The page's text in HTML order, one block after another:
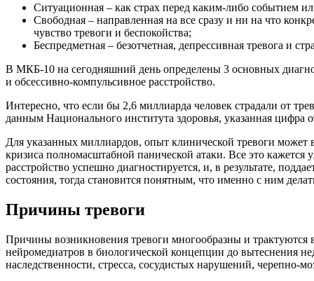
Ситуационная – как страх перед каким-либо событием
Свободная – направленная на все сразу и ни на что
чувство тревоги и беспокойства;
Беспредметная – безотчетная, депрессивная тревога и
В МКБ-10 на сегодняшний день определены 3 основных
и обсессивно-компульсивное расстройство.
Интересно, что если бы 2,6 миллиарда человек страдали от
данным Национального института здоровья, указанная цифра
Для указанных миллиардов, опыт клинической тревоги может
кризиса полномасштабной панической атаки. Все это кажется
расстройство успешно диагностируется, и, в результате,
состояния, тогда становится понятным, что именно с ним
Причины тревоги
Причины возникновения тревоги многообразны и
нейромедиатров в биологической концепции до вытеснения
наследственности, стресса, сосудистых нарушений, черепно-